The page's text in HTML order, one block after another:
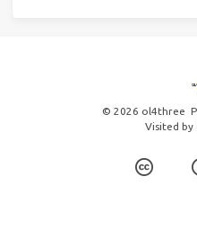
© 2026 ol4three
Visited by